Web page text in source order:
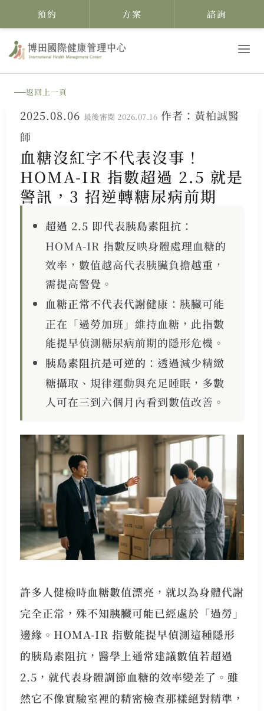
至
主
返回上一頁
2025.08.06 最後審閱 2026.07.16 作者： 黃柏誠醫
師
血糖沒紅字不代表沒事！
HOMA-IR 指數超過 2.5 就是
警訊，3 招逆轉糖尿病前期
超過 2.5 即代表胰島素阻抗 ：
HOMA-IR 指數反映身體處理血糖的
效率，數值越高代表胰臟負擔越重，
需提高警覺。
血糖正常不代表代謝健康 ：胰臟可能
正在「過勞加班」維持血糖，此指數
能提早偵測糖尿病前期的隱形危機。
胰島素阻抗是可逆的 ：透過減少精緻
糖攝取、規律運動與充足睡眠，多數
人可在三到六個月內看到數值改善。
許多人健檢時血糖數值漂亮，就以為身體代謝
完全正常，殊不知胰臟可能已經處於「過勞」
邊緣。HOMA-IR 指數能提早偵測這種隱形
的胰島素阻抗，醫學上通常建議數值若超過
2.5，就代表身體調節血糖的效率變差了。雖
然它不像實驗室裡的精密檢查那樣絕對精準，
預約 方案 諮詢